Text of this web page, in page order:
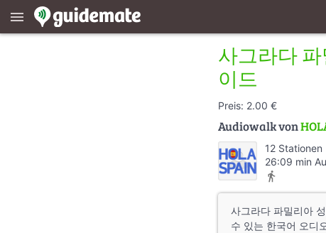
menu
사그라다
이드
Preis: 2.00 €
Audiowalk von
12 Stationen
26:09 min
directions_walk
사그라다 파밀리아
수 있는 한국어 오디